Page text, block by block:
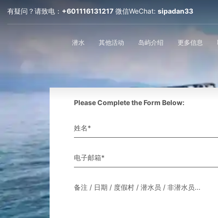
有疑问？请致电： +601116131217 微信WeChat: sipadan33
潜水 其他活动 岛屿介绍 更多信息
Please Complete the Form Below:
姓名*
电子邮箱*
备注 / 日期 / 度假村 / 潜水员 / 非潜水员...